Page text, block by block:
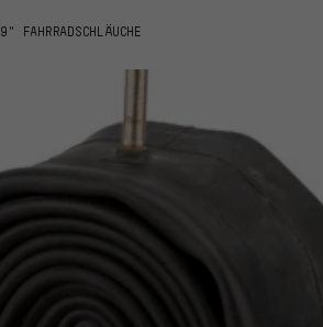
FAHRRADSCHLÄUCHE